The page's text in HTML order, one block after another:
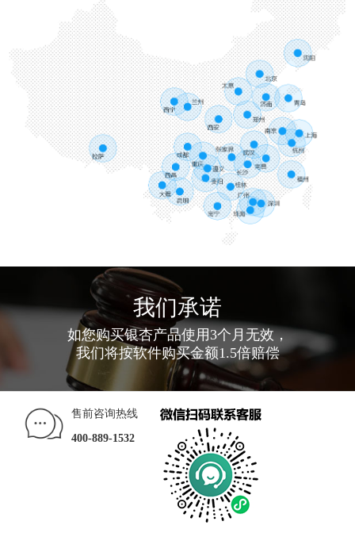
我们承诺
如您购买银杏产品使用3个月无效，
我们将按软件购买金额1.5倍赔偿
售前咨询热线
400-889-1532